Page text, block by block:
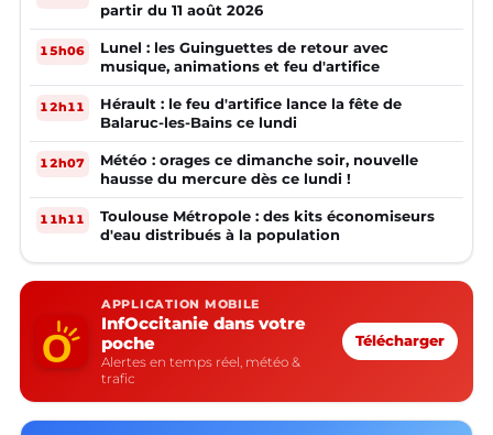
partir du 11 août 2026
15h06
Lunel : les Guinguettes de retour avec
musique, animations et feu d'artifice
12h11
Hérault : le feu d'artifice lance la fête de
Balaruc-les-Bains ce lundi
12h07
Météo : orages ce dimanche soir, nouvelle
hausse du mercure dès ce lundi !
11h11
Toulouse Métropole : des kits économiseurs
d'eau distribués à la population
APPLICATION MOBILE
InfOccitanie dans votre
poche
Alertes en temps réel, météo &
trafic
Télécharger